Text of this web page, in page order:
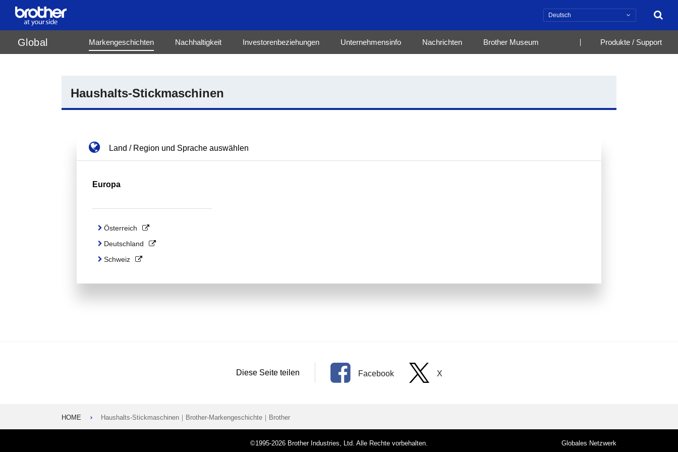
English
esEspañol
Suche
Global Markengeschichten Nachhaltigkeit Investorenbeziehungen Unternehmensinfo Nachrichten Brother Museum Produkte / Support
Haushalts-Stickmaschinen
Land / Region und Sprache auswählen
Europa
Österreich
Deutschland
Schweiz
Diese Seite teilen Facebook X
HOME Haushalts-Stickmaschinen｜Brother-Markengeschichte｜Brother
©1995-2026 Brother Industries, Ltd. Alle Rechte vorbehalten. Globales Netzwerk